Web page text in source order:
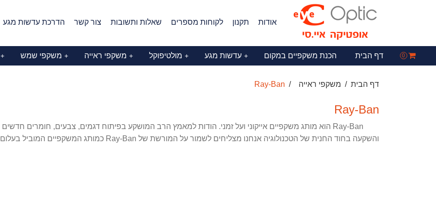
אודות תקנון לקוחות מספרים שאלות ותשובות צור קשר הדרכת עדשות מגע
0 דף הבית הכנת משקפיים במקום עדשות מגע + מולטיפוקל + משקפי ראייה + משקפי שמש +
+
דף הבית משקפי ראייה Ray-Ban
Ray-Ban
Ray-Ban הוא מותג משקפיים אייקוני ועל זמני. הודות למאמץ הרב המושקע בפיתוח דגמים, צבעים, חומרים חדשים
והשקעה בחוד החנית של הטכנולוגיה אנחנו מצליחים לשמור על המורשת של Ray-Ban כמותג המשקפיים המוביל בעלום.